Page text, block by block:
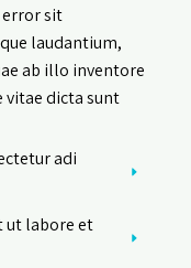
error sit
laudantium,
ab illo inventore
vitae dicta sunt
adi
ut labore et